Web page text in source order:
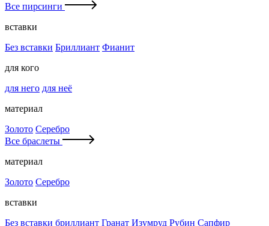
Все пирсинги
вставки
Без вставки Бриллиант Фианит
для кого
для него для неё
материал
Золото Серебро
Все браслеты
материал
Золото Серебро
вставки
Без вставки бриллиант Гранат Изумруд Рубин Сапфир